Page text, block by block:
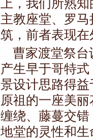
上，我们所熟
主教座堂、罗
筑，前者表现
曹家渡堂祭
产生早于哥特
景设计思路得
原祖的一座美
缠绕、藤蔓交
地堂的灵性和